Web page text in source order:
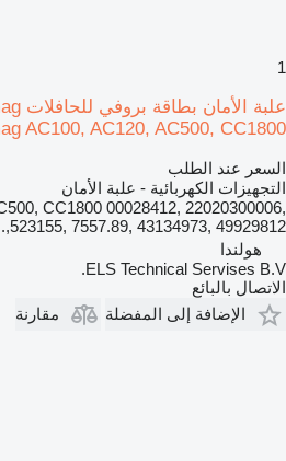
1
AC100, AC120, AC500, CC1800
السعر عند الطلب
التجهيزات الكهربائية - علبة الأمان
CC1800 00028412, 22020300006,
523155, 7557.89, 43134973, 49929812,...
هولندا
ELS Technical Servises B.V.
الاتصال بالبائع
الإضافة إلى المفضلة
مقارنة